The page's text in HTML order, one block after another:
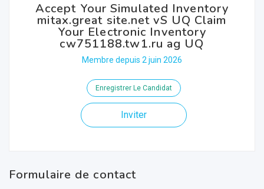
Accept Your Simulated Inventory
mitax.great site.net vS UQ Claim
Your Electronic Inventory
cw751188.tw1.ru ag UQ
Membre depuis 2 juin 2026
Enregistrer Le Candidat
Inviter
Formulaire de contact